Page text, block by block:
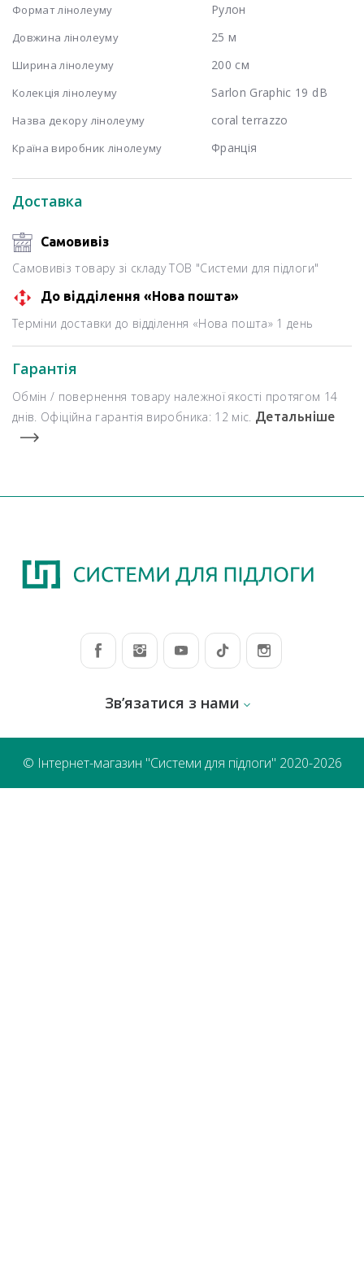
Доставка
Самовивіз
Самовивіз товару зі складу ТОВ "Системи для підлоги"
До відділення «Нова пошта»
Терміни доставки до відділення «Нова пошта» 1 день
Гарантія
Обмін / повернення товару належної якості протягом 14
днів. Офіційна гарантія виробника: 12 міс. Детальніше
Формат лінолеуму Рулон
Довжина лінолеуму 25 м
Ширина лінолеуму 200 см
Колекція лінолеуму Sarlon Graphic 19 dB
Назва декору лінолеуму coral terrazzo
Країна виробник лінолеуму Франція
Зв’язатися з нами
© Інтернет-магазин "Системи для підлоги" 2020-2026